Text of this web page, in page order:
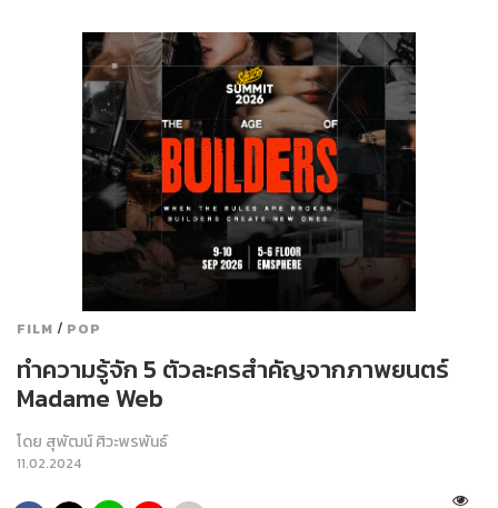
FILM / POP
ทำความรู้จัก 5 ตัวละครสำคัญจากภาพยนตร์
Madame Web
โดย สุพัฒน์ ศิวะพรพันธ์
11.02.2024